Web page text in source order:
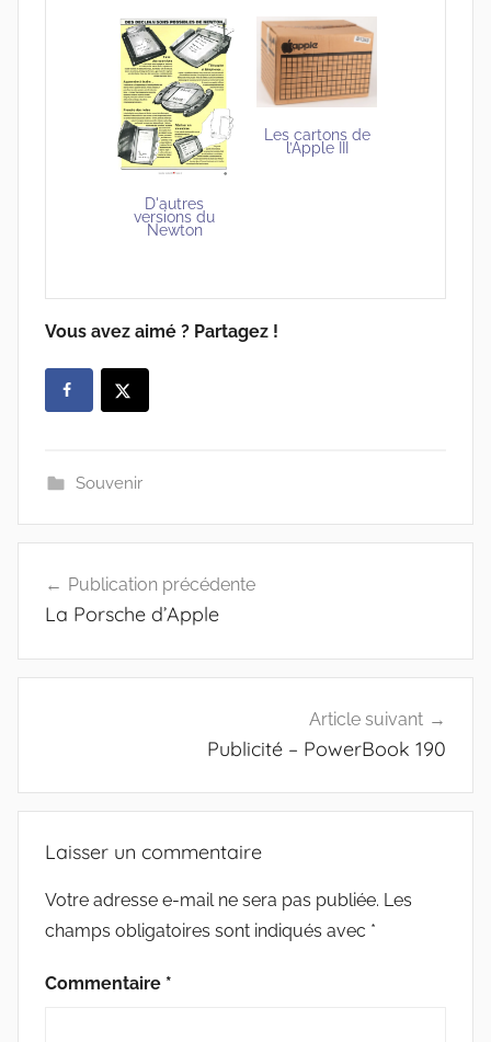
D'autres
versions du
Newton
Les cartons de
l’Apple III
Vous avez aimé ? Partagez !
Souvenir
de
Publication précédente
La Porsche d’Apple
Article suivant
Publicité – PowerBook 190
Laisser un commentaire
Votre adresse e-mail ne sera pas publiée. Les
champs obligatoires sont indiqués avec *
Commentaire *